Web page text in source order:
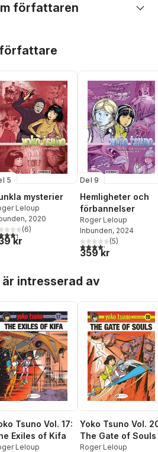
författaren
röster:
5
mysterier
Leloup
, 2020
utav 5 stjärnor. Totalt antal röster:
(6)
kr
Del 9
Hemligheter och
förbannelser
Roger Leloup
Inbunden, 2024
4,2utav 5 stjärnor.
(5)
359 kr
intresserad av
Tsuno Vol. 17:
Exiles of Kifa
Leloup
Yoko Tsuno Vol.
The Gate of Souls
Roger Leloup